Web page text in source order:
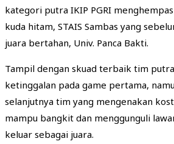
kategori putra IKIP PGRI
kuda hitam, STAIS Sambas yang
juara bertahan, Univ. Panca Bakti.
Tampil dengan skuad terbaik tim
ketinggalan pada game pertama,
selanjutnya tim yang mengenakan
mampu bangkit dan menggunguli
keluar sebagai juara.